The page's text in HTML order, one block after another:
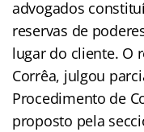
advogados
reservas de
lugar do cliente. O
Corrêa, julgou
Procedimento de
proposto pela